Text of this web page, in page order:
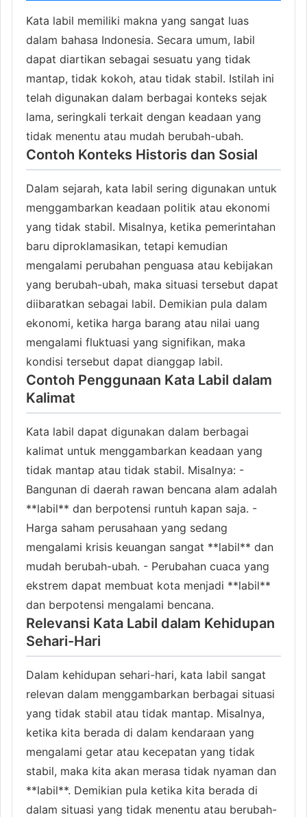
Kata labil memiliki makna yang sangat luas
dalam bahasa Indonesia. Secara umum, labil
dapat diartikan sebagai sesuatu yang tidak
mantap, tidak kokoh, atau tidak stabil. Istilah ini
telah digunakan dalam berbagai konteks sejak
lama, seringkali terkait dengan keadaan yang
tidak menentu atau mudah berubah-ubah.
Contoh Konteks Historis dan Sosial
Dalam sejarah, kata labil sering digunakan untuk
menggambarkan keadaan politik atau ekonomi
yang tidak stabil. Misalnya, ketika pemerintahan
baru diproklamasikan, tetapi kemudian
mengalami perubahan penguasa atau kebijakan
yang berubah-ubah, maka situasi tersebut dapat
diibaratkan sebagai labil. Demikian pula dalam
ekonomi, ketika harga barang atau nilai uang
mengalami fluktuasi yang signifikan, maka
kondisi tersebut dapat dianggap labil.
Contoh Penggunaan Kata Labil dalam
Kalimat
Kata labil dapat digunakan dalam berbagai
kalimat untuk menggambarkan keadaan yang
tidak mantap atau tidak stabil. Misalnya: -
Bangunan di daerah rawan bencana alam adalah
**labil** dan berpotensi runtuh kapan saja. -
Harga saham perusahaan yang sedang
mengalami krisis keuangan sangat **labil** dan
mudah berubah-ubah. - Perubahan cuaca yang
ekstrem dapat membuat kota menjadi **labil**
dan berpotensi mengalami bencana.
Relevansi Kata Labil dalam Kehidupan
Sehari-Hari
Dalam kehidupan sehari-hari, kata labil sangat
relevan dalam menggambarkan berbagai situasi
yang tidak stabil atau tidak mantap. Misalnya,
ketika kita berada di dalam kendaraan yang
mengalami getar atau kecepatan yang tidak
stabil, maka kita akan merasa tidak nyaman dan
**labil**. Demikian pula ketika kita berada di
dalam situasi yang tidak menentu atau berubah-